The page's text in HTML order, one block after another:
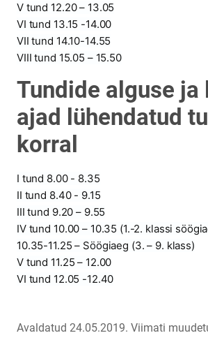
V tund 12.20 – 13.05
VI tund 13.15 -14.00
VII tund 14.10-14.55
VIII tund 15.05 – 15.50
Tundide alguse ja
ajad lühendatud
korral
I tund 8.00 - 8.35
II tund 8.40 - 9.15
III tund 9.20 – 9.55
IV tund 10.00 – 10.35 (1.-2. klassi
10.35-11.25 – Söögiaeg (3. – 9. klass)
V tund 11.25 – 12.00
VI tund 12.05 -12.40
Avaldatud 24.05.2019. Viimati